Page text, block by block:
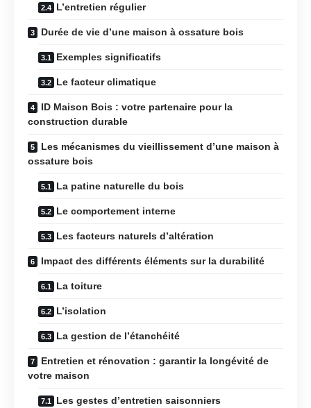
L’entretien régulier
Durée de vie d’une maison à ossature bois
Exemples significatifs
Le facteur climatique
ID Maison Bois : votre partenaire pour la
construction durable
Les mécanismes du vieillissement d’une maison à
ossature bois
La patine naturelle du bois
Le comportement interne
Les facteurs naturels d’altération
Impact des différents éléments sur la durabilité
La toiture
L’isolation
La gestion de l’étanchéité
Entretien et rénovation : garantir la longévité de
votre maison
Les gestes d’entretien saisonniers